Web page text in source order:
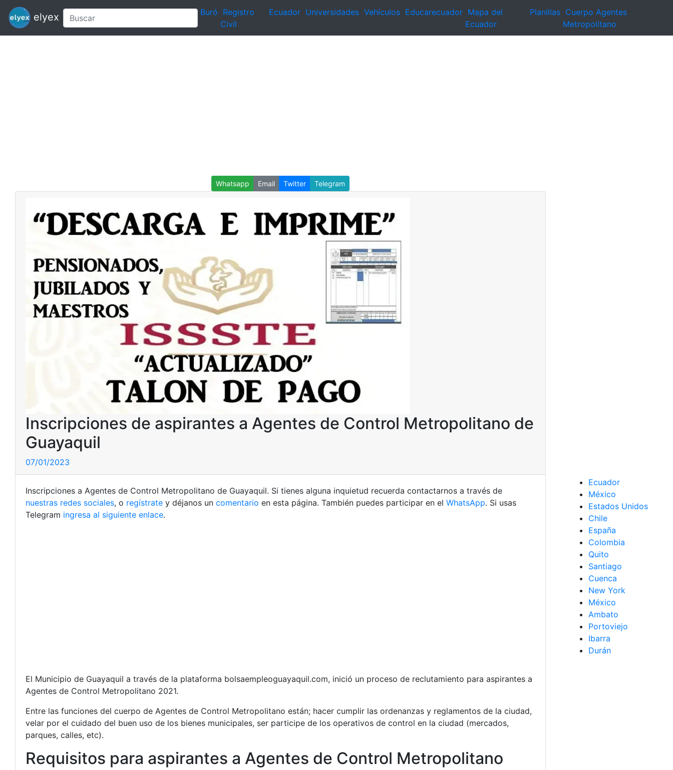
elyex Buró Registro
Civil
Ecuador Universidades Vehículos Educarecuador Mapa del
Ecuador
Planillas Cuerpo Agentes
Metropolitano
Whatsapp Email Twitter Telegram
Inscripciones de aspirantes a Agentes de Control Metropolitano de
Guayaquil
07/01/2023
Inscripciones a Agentes de Control Metropolitano de Guayaquil. Si tienes alguna inquietud recuerda contactarnos a través de
nuestras redes sociales, o regístrate y déjanos un comentario en esta página. También puedes participar en el WhatsApp. Si usas
Telegram ingresa al siguiente enlace.
El Municipio de Guayaquil a través de la plataforma bolsaempleoguayaquil.com, inició un proceso de reclutamiento para aspirantes a
Agentes de Control Metropolitano 2021.
Entre las funciones del cuerpo de Agentes de Control Metropolitano están; hacer cumplir las ordenanzas y reglamentos de la ciudad,
velar por el cuidado del buen uso de los bienes municipales, ser participe de los operativos de control en la ciudad (mercados,
parques, calles, etc).
Requisitos para aspirantes a Agentes de Control Metropolitano
Ecuador
México
Estados Unidos
Chile
España
Colombia
Quito
Santiago
Cuenca
New York
México
Ambato
Portoviejo
Ibarra
Durán